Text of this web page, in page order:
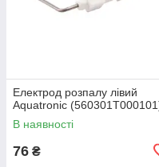
Електрод розпалу лівий
Aquatronic
В наявності
76 ₴